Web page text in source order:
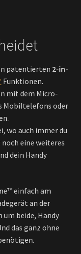
patentierten 2-in-
Funktionen.
mit dem Micro-
Mobiltelefons oder
wo auch immer du
noch eine weiteres
dein Handy
einfach am
an der
um beide, Handy
das ganz ohne